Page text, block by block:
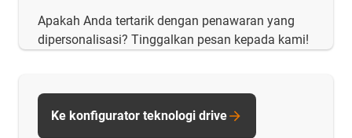
Apakah Anda tertarik dengan penawaran yang
dipersonalisasi? Tinggalkan pesan kepada kami!
Ke konfigurator teknologi drive